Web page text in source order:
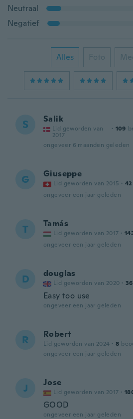
Neutraal
Negatief
Alles Foto
S Salik
Lid geworden van
2017
· 109
ongeveer 6 maanden geleden
G Giuseppe
Lid geworden van 2015 · 42
ongeveer een jaar geleden
T Tamás
Lid geworden van 2017 ·
ongeveer een jaar geleden
D douglas
Lid geworden van 2020 · 36
Easy too use
ongeveer een jaar geleden
R Robert
Lid geworden van 2024 · 8
ongeveer een jaar geleden
J Jose
Lid geworden van 2017 ·
GOOD
ongeveer een jaar geleden